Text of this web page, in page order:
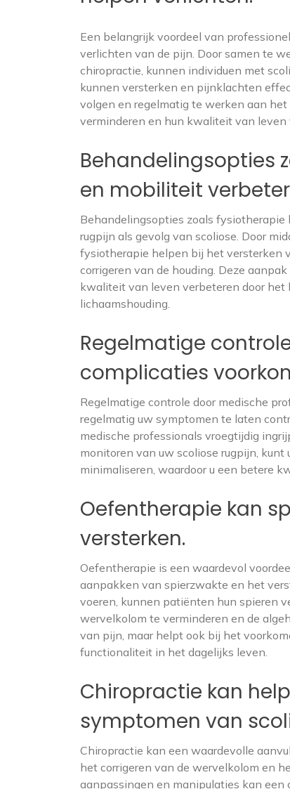
Een belangrijk voordeel van
verlichten van de pijn. Door samen te
chiropractie, kunnen individuen met
kunnen versterken en pijnklachten
volgen en regelmatig te werken aan
verminderen en hun kwaliteit van leven
Behandelingsopties
en mobiliteit
Behandelingsopties zoals
rugpijn als gevolg van scoliose. Door
fysiotherapie helpen bij het versterken
corrigeren van de houding. Deze
kwaliteit van leven verbeteren door
lichaamshouding.
Regelmatige
complicaties
Regelmatige controle door medische
regelmatig uw symptomen te laten
medische professionals vroegtijdig
monitoren van uw scoliose rugpijn,
minimaliseren, waardoor u een betere
Oefentherapie kan
versterken.
Oefentherapie is een waardevol
aanpakken van spierzwakte en het
voeren, kunnen patiënten hun spieren
wervelkolom te verminderen en de
van pijn, maar helpt ook bij het
functionaliteit in het dagelijks leven.
Chiropractie kan
symptomen van
Chiropractie kan een waardevolle
het corrigeren van de wervelkolom en
aanpassingen en manipulaties kan